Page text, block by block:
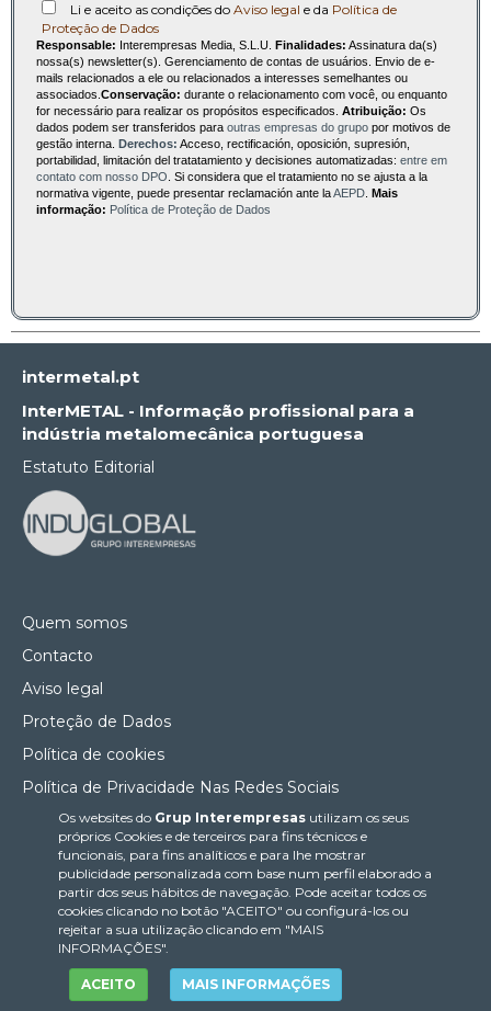
Os websites do Grup Interempresasutilizam os seus
próprios Cookies e de terceiros para fins técnicos e
funcionais, para fins analíticos e para lhe mostrar
publicidade personalizada com base num perfil elaborado a
partir dos seus hábitos de navegação. Pode aceitar todos os
cookies clicando no botão "ACEITO" ou configurá-los ou
rejeitar a sua utilização clicando em "MAIS
INFORMAÇÕES".
ACEITO MAIS INFORMAÇÕES
Li e aceito as condições do Aviso legal e da Política de
Proteção de Dados
Responsable: Interempresas Media, S.L.U. Finalidades: Assinatura da(s)
nossa(s) newsletter(s). Gerenciamento de contas de usuários. Envio de e-
mails relacionados a ele ou relacionados a interesses semelhantes ou
associados. Conservação: durante o relacionamento com você, ou enquanto
for necessário para realizar os propósitos especificados. Atribuição: Os
dados podem ser transferidos para outras empresas do grupo por motivos de
gestão interna.
Derechos: Acceso, rectificación, oposición, supresión,
portabilidad, limitación del tratatamiento y decisiones automatizadas: entre em
contato com nosso DPO . Si considera que el tratamiento no se ajusta a la
normativa vigente, puede presentar reclamación ante laAEPD
Mais
informação: Política de Proteção de Dados
intermetal.pt
InterMETAL - Informação profissional para a
indústria metalomecânica portuguesa
Estatuto Editorial
Quem somos
Contacto
Aviso legal
Proteção de Dados
Política de cookies
Política de Privacidade Nas Redes Sociais
Canal de denúncias
Colaborações editoriais